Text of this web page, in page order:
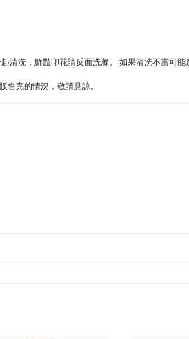
洗，鮮豔印花請反面洗滌。 如果清洗不當可能
完的情況，敬請見諒。